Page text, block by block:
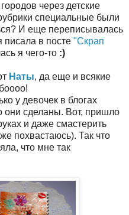
через детские
специальные были
И еще переписывалась
писала в посте "Скрап
я чего-то :)
Наты, да еще и всякие
у девочек в блогах
они сделаны. Вот, пришло
и даже смастерить
похвастаюсь). Так что
что мне так